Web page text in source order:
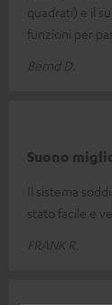
quadrati) e il
funzioni per
Bernd D.
Suono
Il sistema
stato facile e
FRANK R.